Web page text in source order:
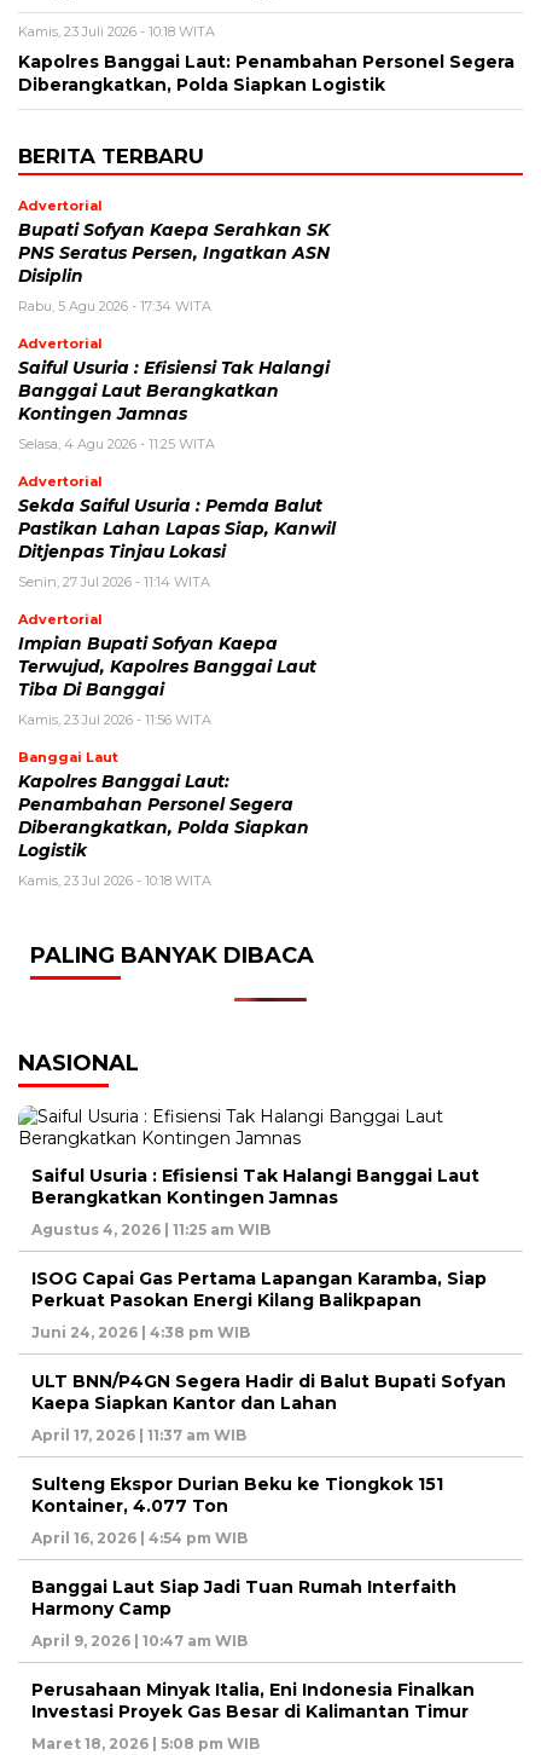
Kamis, 23 Juli 2026 - 10:18 WITA
Kapolres Banggai Laut: Penambahan Personel Segera
Diberangkatkan, Polda Siapkan Logistik
BERITA TERBARU
Advertorial
Bupati Sofyan Kaepa Serahkan SK
PNS Seratus Persen, Ingatkan ASN
Disiplin
Rabu, 5 Agu 2026 - 17:34 WITA
Advertorial
Saiful Usuria : Efisiensi Tak Halangi
Banggai Laut Berangkatkan
Kontingen Jamnas
Selasa, 4 Agu 2026 - 11:25 WITA
Advertorial
Sekda Saiful Usuria : Pemda Balut
Pastikan Lahan Lapas Siap, Kanwil
Ditjenpas Tinjau Lokasi
Senin, 27 Jul 2026 - 11:14 WITA
Advertorial
Impian Bupati Sofyan Kaepa
Terwujud, Kapolres Banggai Laut
Tiba Di Banggai
Kamis, 23 Jul 2026 - 11:56 WITA
Banggai Laut
Kapolres Banggai Laut:
Penambahan Personel Segera
Diberangkatkan, Polda Siapkan
Logistik
Kamis, 23 Jul 2026 - 10:18 WITA
PALING BANYAK DIBACA
NASIONAL
Saiful Usuria : Efisiensi Tak Halangi Banggai Laut
Berangkatkan Kontingen Jamnas
Agustus 4, 2026 | 11:25 am WIB
ISOG Capai Gas Pertama Lapangan Karamba, Siap
Perkuat Pasokan Energi Kilang Balikpapan
Juni 24, 2026 | 4:38 pm WIB
ULT BNN/P4GN Segera Hadir di Balut Bupati Sofyan
Kaepa Siapkan Kantor dan Lahan
April 17, 2026 | 11:37 am WIB
Sulteng Ekspor Durian Beku ke Tiongkok 151
Kontainer, 4.077 Ton
April 16, 2026 | 4:54 pm WIB
Banggai Laut Siap Jadi Tuan Rumah Interfaith
Harmony Camp
April 9, 2026 | 10:47 am WIB
Perusahaan Minyak Italia, Eni Indonesia Finalkan
Investasi Proyek Gas Besar di Kalimantan Timur
Maret 18, 2026 | 5:08 pm WIB